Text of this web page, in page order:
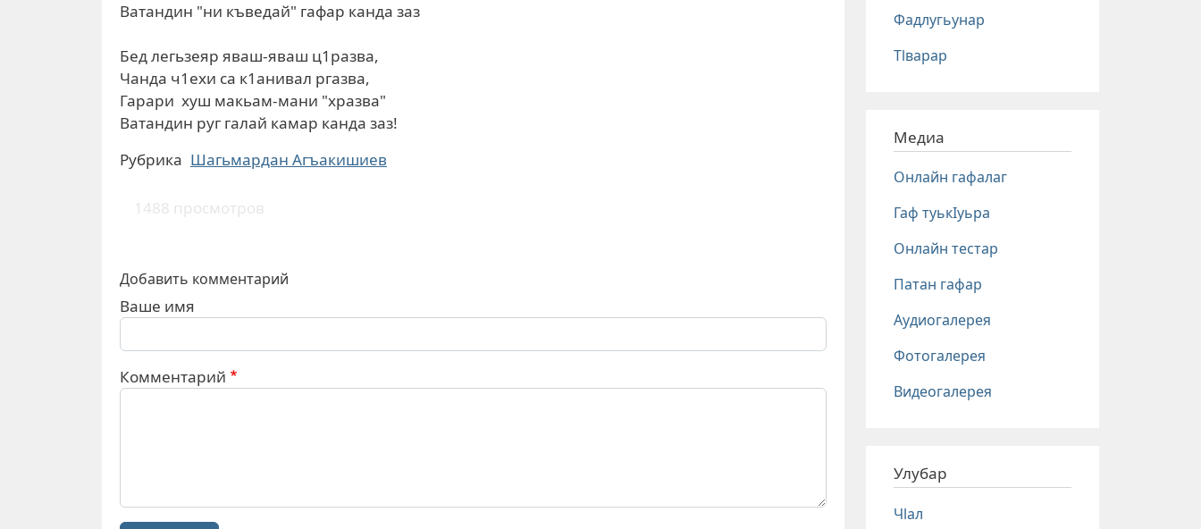
Ватандин "ни къведай" гафар канда заз
Бед легьзеяр яваш-яваш ц1разва,
Чанда ч1ехи са к1анивал ргазва,
Гарари хуш макьам-мани "хразва"
Ватандин руг галай камар канда заз!
Рубрика Шагьмардан Агъакишиев
1488 просмотров
Добавить комментарий
Ваше имя
Комментарий
Фадлугьунар
Тlварар
Медиа
Онлайн гафалаг
Гаф туькIуьра
Онлайн тестар
Патан гафар
Аудиогалерея
Фотогалерея
Видеогалерея
Улубар
Чlал